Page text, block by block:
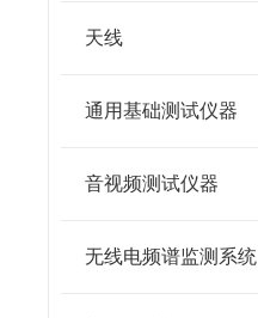
天线
通用基础测试仪器
音视频测试仪器
无线电频谱监测系统